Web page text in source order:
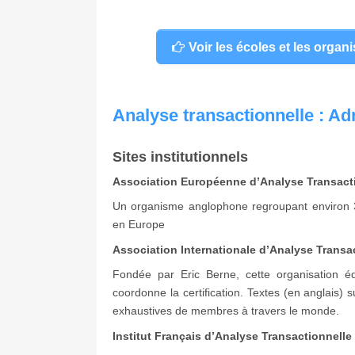
Voir les écoles et les
Analyse transactionnelle :
Sites institutionnels
Association Européenne d’Analyse
Un organisme anglophone regroupant environ
en Europe
Association Internationale d’Analyse
Fondée par Eric Berne, cette organisation
coordonne la certification. Textes (en anglais)
exhaustives de membres à travers le monde.
Institut Français d’Analyse Transactionnelle